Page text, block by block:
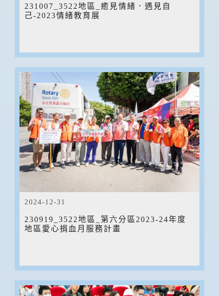
231007_3522地區_癒見情緒．遇見自
己-2023情緒教育展
2024-12-31
230919_3522地區_第六分區2023-24年度
地區愛心捐血月服務計畫